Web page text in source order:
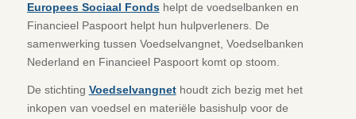
Europees Sociaal Fondshelpt de voedselbanken en
Financieel Paspoort helpt hun hulpverleners. De
samenwerking tussen Voedselvangnet, Voedselbanken
Nederland en Financieel Paspoort komt op stoom.
De stichting Voedselvangnethoudt zich bezig met het
inkopen van voedsel en materiële basishulp voor de